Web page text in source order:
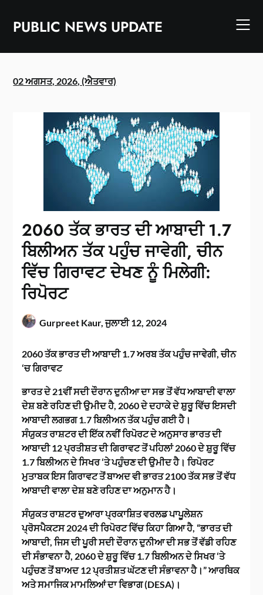
contentPUBLIC NEWS UPDATE
02 ਅਗਸਤ, 2026, (ਐਤਵਾਰ)
2060 ਤੱਕ ਭਾਰਤ ਦੀ ਆਬਾਦੀ 1.7
ਬਿਲੀਅਨ ਤੱਕ ਪਹੁੰਚ ਜਾਵੇਗੀ, ਚੀਨ
ਵਿੱਚ ਗਿਰਾਵਟ ਦੇਖਣ ਨੂੰ ਮਿਲੇਗੀ:
ਰਿਪੋਰਟ
Gurpreet Kaur,ਜੁਲਾਈ 12, 2024
2060 ਤੱਕ ਭਾਰਤ ਦੀ ਆਬਾਦੀ 1.7 ਅਰਬ ਤੱਕ ਪਹੁੰਚ ਜਾਵੇਗੀ, ਚੀਨ
‘ਚ ਗਿਰਾਵਟ
ਭਾਰਤ ਦੇ 21ਵੀਂ ਸਦੀ ਦੌਰਾਨ ਦੁਨੀਆ ਦਾ ਸਭ ਤੋਂ ਵੱਧ ਆਬਾਦੀ ਵਾਲਾ
ਦੇਸ਼ ਬਣੇ ਰਹਿਣ ਦੀ ਉਮੀਦ ਹੈ, 2060 ਦੇ ਦਹਾਕੇ ਦੇ ਸ਼ੁਰੂ ਵਿੱਚ ਇਸਦੀ
ਆਬਾਦੀ ਲਗਭਗ 1.7 ਬਿਲੀਅਨ ਤੱਕ ਪਹੁੰਚ ਗਈ ਹੈ।
ਸੰਯੁਕਤ ਰਾਸ਼ਟਰ ਦੀ ਇੱਕ ਨਵੀਂ ਰਿਪੋਰਟ ਦੇ ਅਨੁਸਾਰ ਭਾਰਤ ਦੀ
ਆਬਾਦੀ 12 ਪ੍ਰਤੀਸ਼ਤ ਦੀ ਗਿਰਾਵਟ ਤੋਂ ਪਹਿਲਾਂ 2060 ਦੇ ਸ਼ੁਰੂ ਵਿੱਚ
1.7 ਬਿਲੀਅਨ ਦੇ ਸਿਖਰ ‘ਤੇ ਪਹੁੰਚਣ ਦੀ ਉਮੀਦ ਹੈ। ਰਿਪੋਰਟ
ਮੁਤਾਬਕ ਇਸ ਗਿਰਾਵਟ ਤੋਂ ਬਾਅਦ ਵੀ ਭਾਰਤ 2100 ਤੱਕ ਸਭ ਤੋਂ ਵੱਧ
ਆਬਾਦੀ ਵਾਲਾ ਦੇਸ਼ ਬਣੇ ਰਹਿਣ ਦਾ ਅਨੁਮਾਨ ਹੈ।
ਸੰਯੁਕਤ ਰਾਸ਼ਟਰ ਦੁਆਰਾ ਪ੍ਰਕਾਸ਼ਿਤ ਵਰਲਡ ਪਾਪੂਲੇਸ਼ਨ
ਪ੍ਰੋਸਪੈਕਟਸ 2024 ਦੀ ਰਿਪੋਰਟ ਵਿੱਚ ਕਿਹਾ ਗਿਆ ਹੈ, “ਭਾਰਤ ਦੀ
ਆਬਾਦੀ, ਜਿਸ ਦੀ ਪੂਰੀ ਸਦੀ ਦੌਰਾਨ ਦੁਨੀਆ ਦੀ ਸਭ ਤੋਂ ਵੱਡੀ ਰਹਿਣ
ਦੀ ਸੰਭਾਵਨਾ ਹੈ, 2060 ਦੇ ਸ਼ੁਰੂ ਵਿੱਚ 1.7 ਬਿਲੀਅਨ ਦੇ ਸਿਖਰ ‘ਤੇ
ਪਹੁੰਚਣ ਤੋਂ ਬਾਅਦ 12 ਪ੍ਰਤੀਸ਼ਤ ਘੱਟਣ ਦੀ ਸੰਭਾਵਨਾ ਹੈ।” ਆਰਥਿਕ
ਅਤੇ ਸਮਾਜਿਕ ਮਾਮਲਿਆਂ ਦਾ ਵਿਭਾਗ (DESA)।